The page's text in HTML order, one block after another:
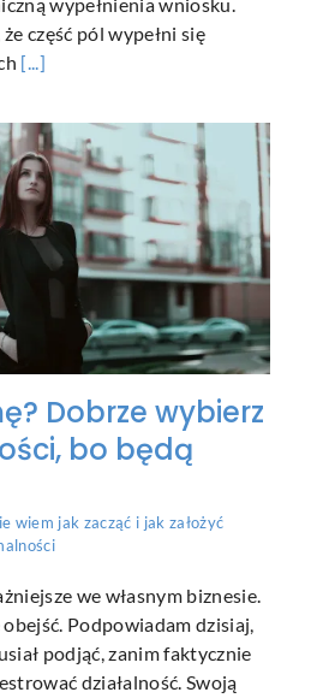
część pól wypełni się
[...]
Dobrze wybierz
bo będą
wiem jak zacząć i jak założyć
we własnym biznesie.
Podpowiadam dzisiaj,
podjąć, zanim faktycznie
działalność. Swoją